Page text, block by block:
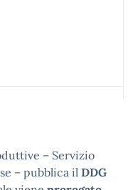
– Servizio
– pubblica il DDG